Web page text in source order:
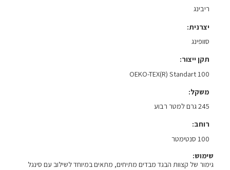
ריבינג
יצרנית
סוופינג
תקן ייצור
OEKO-TEX(R) Standart 100
משקל
245 גרם למטר רבוע
רוחב
100 סנטימטר
שימוש:
גימור של קצוות הבגד מבדים מתיחים, מתאים במיוחד לשילוב עם סינגל